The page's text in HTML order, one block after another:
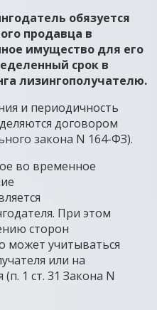
обязуется
продавца в
имущество для его
срок в
лизингополучателю.
и периодичность
договором
закона N 164-ФЗ).
во временное
При этом
сторон
может учитываться
или на
1 ст. 31 Закона N